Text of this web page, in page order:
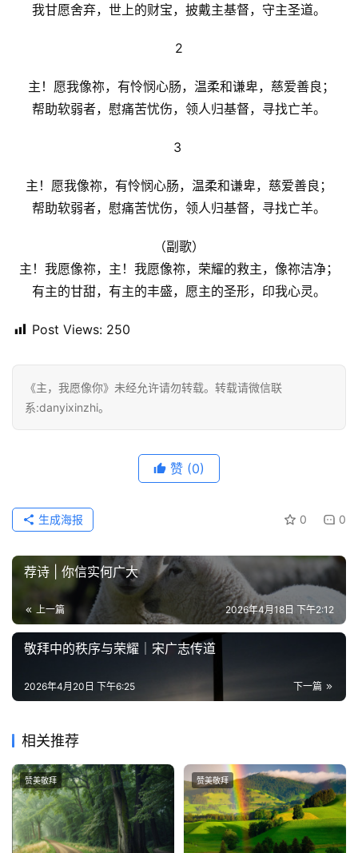
我甘愿舍弃，世上的财宝，披戴主基督，守主圣道。
2
主！愿我像祢，有怜悯心肠，温柔和谦卑，慈爱善良；
帮助软弱者，慰痛苦忧伤，领人归基督，寻找亡羊。
3
主！愿我像祢，有怜悯心肠，温柔和谦卑，慈爱善良；
帮助软弱者，慰痛苦忧伤，领人归基督，寻找亡羊。
（副歌）
主！我愿像祢，主！我愿像祢，荣耀的救主，像祢洁净；
有主的甘甜，有主的丰盛，愿主的圣形，印我心灵。
Post Views: 250
《主，我愿像你》未经允许请勿转载。转载请微信联
系:danyixinzhi。
赞 (0)
0 0
生成海报
荐诗 | 你信实何广大
上一篇 2026年4月18日 下午2:12
敬拜中的秩序与荣耀｜宋广志传道
下一篇
2026年4月20日 下午6:25
相关推荐
赞美敬拜 赞美敬拜